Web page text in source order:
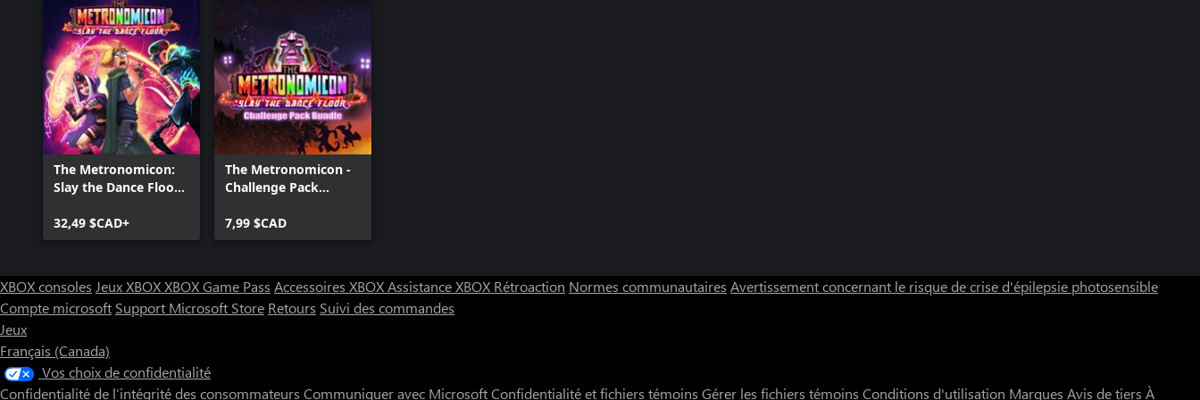
The Metronomicon:
Slay the Dance Floor
32,49 $CAD+
The Metronomicon -
Challenge Pack
7,99 $CAD
XBOX consoles Jeux XBOXXBOX Game Pass Accessoires XBOXAssistance XBOX Rétroaction Normes communautaires Avertissement concernant le risque de crise d'épilepsie photosensible
Compte microsoft Support Microsoft Store Retours Suivi des commandes
Jeux
Français (Canada)
Vos choix de confidentialité
Confidentialité de l’intégrité des consommateurs Communiquer avec MicrosoftConfidentialité et fichiers témoins Gérer les fichiers témoins Conditions d'utilisation Marques Avis de tiers À